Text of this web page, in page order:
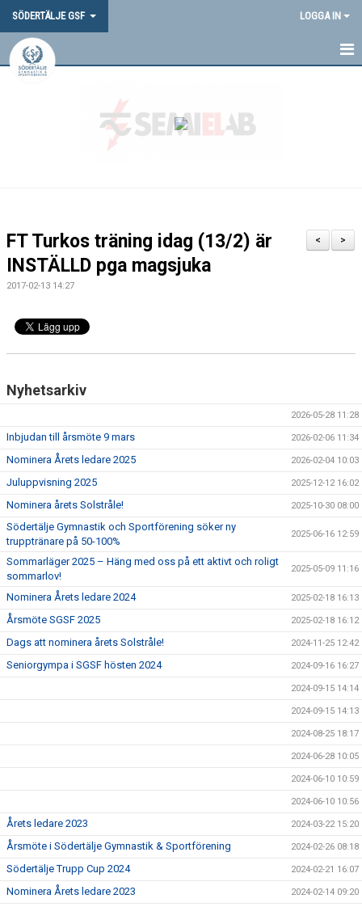
SÖDERTÄLJE GSF LOGGA IN
SGSF-PROFIL
MEDLEMSINFORMATION
VISSELBLÅSARE
>
<
FT Turkos träning idag (13/2) är
INSTÄLLD pga magsjuka
2017-02-13 14:27
Nyhetsarkiv
2026-05-28 11:28
Inbjudan till årsmöte 9 mars 2026-02-06 11:34
Nominera Årets ledare 2025 2026-02-04 10:03
Juluppvisning 2025 2025-12-12 16:02
Nominera årets Solstråle! 2025-10-30 08:00
Södertälje Gymnastik och Sportförening söker ny
trupptränare på 50-100%
2025-06-16 12:59
Sommarläger 2025 – Häng med oss på ett aktivt och roligt
sommarlov!
2025-05-09 11:16
Nominera Årets ledare 2024 2025-02-18 16:13
Årsmöte SGSF 2025 2025-02-18 16:12
Dags att nominera årets Solstråle! 2024-11-25 12:42
Seniorgympa i SGSF hösten 2024 2024-09-16 16:27
2024-09-15 14:14
2024-09-15 14:13
2024-08-25 18:17
2024-06-28 10:05
2024-06-10 10:59
2024-06-10 10:56
Årets ledare 2023 2024-03-22 15:20
Årsmöte i Södertälje Gymnastik & Sportförening 2024-02-26 08:18
Södertälje Trupp Cup 2024 2024-02-21 16:07
Nominera Årets ledare 2023 2024-02-14 09:20